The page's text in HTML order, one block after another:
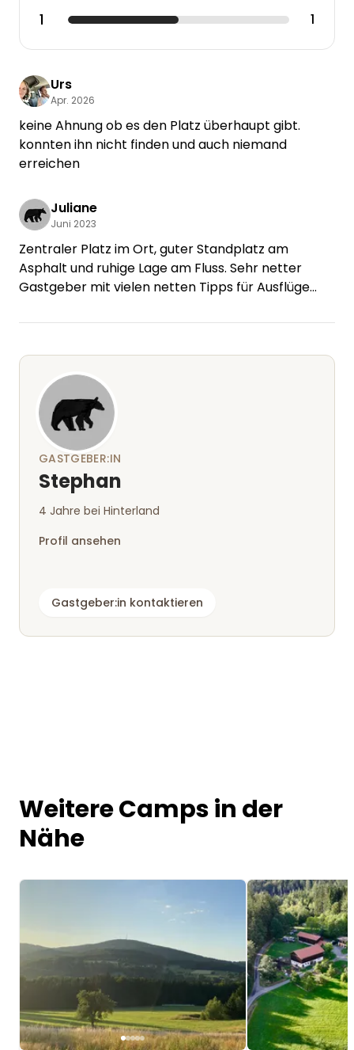
1 1
Urs
Apr. 2026
keine Ahnung ob es den Platz überhaupt gibt.
konnten ihn nicht finden und auch niemand
erreichen
Juliane
Juni 2023
Zentraler Platz im Ort, guter Standplatz am
Asphalt und ruhige Lage am Fluss. Sehr netter
Gastgeber mit vielen netten Tipps für Ausflüge
wieder!
GASTGEBER:IN
Stephan
4 Jahre bei Hinterland
Profil ansehen
Gastgeber:in kontaktieren
Weitere Camps in der
Nähe
Image 1 of 5 Image 1 of 5